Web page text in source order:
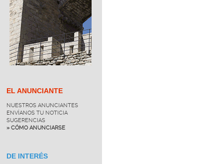
EL ANUNCIANTE
NUESTROS ANUNCIANTES
ENVÍANOS TU NOTICIA
SUGERENCIAS
» CÓMO ANUNCIARSE
DE INTERÉS